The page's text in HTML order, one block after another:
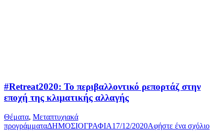
#Retreat2020: Το περιβαλλοντικό ρεπορτάζ στην
εποχή της κλιματικής αλλαγής
Θέματα, Μεταπτυχιακά
προγράμματαΔΗΜΟΣΙΟΓΡΑΦΙΑ17/12/2020Αφήστε ένα σχόλιο